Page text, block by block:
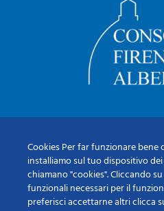
Cookies Per far funzionare bene
installiamo sul tuo dispositivo
chiamano "cookies". Cliccando su
funzionali necessari per il
preferisci accettarne altri clicca